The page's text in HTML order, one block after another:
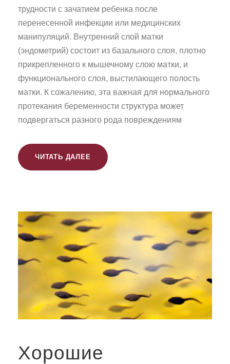
трудности с зачатием ребенка после
перенесенной инфекции или медицинских
манипуляций. Внутренний слой матки
(эндометрий) состоит из базального слоя, плотно
прикрепленного к мышечному слою матки, и
функционального слоя, выстилающего полость
матки. К сожалению, эта важная для нормального
протекания беременности структура может
подвергаться разного рода повреждениям
ЧИТАТЬ ДАЛЕЕ
Хорошие